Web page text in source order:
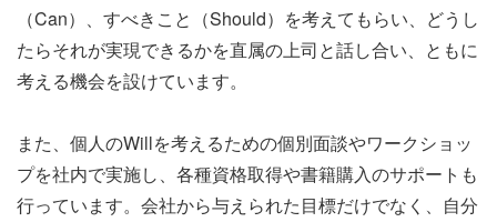
（Can）、すべきこと（Should）を考えてもらい、どうし
たらそれが実現できるかを直属の上司と話し合い、ともに
考える機会を設けています。
また、個人のWillを考えるための個別面談やワークショッ
プを社内で実施し、各種資格取得や書籍購入のサポートも
行っています。会社から与えられた目標だけでなく、自分